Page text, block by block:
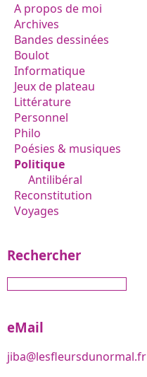
A propos de moi
Archives
Bandes dessinées
Boulot
Informatique
Jeux de plateau
Littérature
Personnel
Philo
Poésies & musiques
Politique
Antilibéral
Reconstitution
Voyages
Rechercher
eMail
jiba@lesfleursdunormal.fr